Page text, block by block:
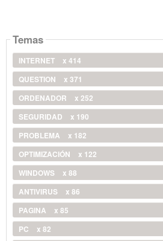
Temas
INTERNET
x 414
QUESTION
x 371
ORDENADOR
x 252
SEGURIDAD
x 190
PROBLEMA
x 182
OPTIMIZACIÓN
x 122
WINDOWS
x 88
ANTIVIRUS
x 86
PAGINA
x 85
PC
x 82